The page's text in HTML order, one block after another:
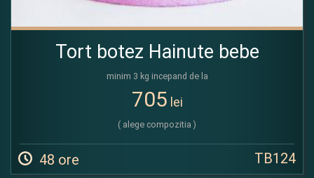
Tort botez Hainute bebe
minim 3 kg incepand de la
705 lei
( alege compozitia )
48 ore TB124